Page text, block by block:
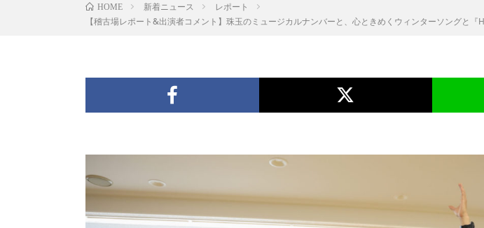
HOME 新着ニュース
レポート
【稽古場レポート&出演者コメント】珠玉のミュージカルナンバーと、心ときめくウィンターソングと